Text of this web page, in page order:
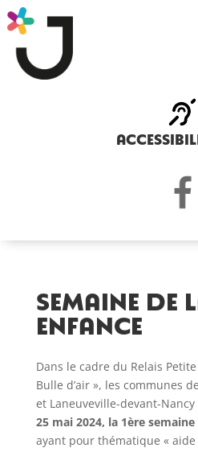
SEMAINE DE
ENFANCE
Dans le cadre du Relais
Bulle d’air », les communes
et Laneuveville-devant-
25 mai 2024, la 1ère
ayant pour thématique «